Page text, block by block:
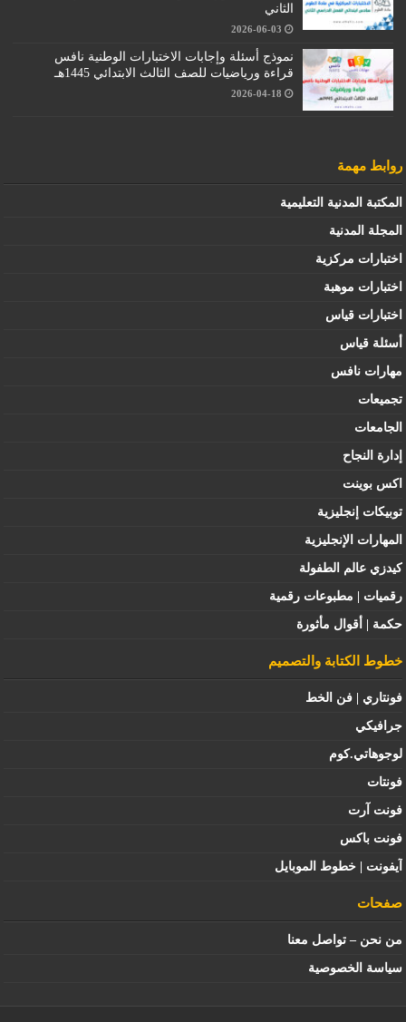
الثاني
2026-06-03
نموذج أسئلة وإجابات الاختبارات الوطنية نافس
قراءة ورياضيات للصف الثالث الابتدائي 1445هـ
2026-04-18
روابط مهمة
المكتبة المدنية التعليمية
المجلة المدنية
اختبارات مركزية
اختبارات موهبة
اختبارات قياس
أسئلة قياس
مهارات نافس
تجميعات
الجامعات
إدارة النجاح
اكس بوينت
توبيكات إنجليزية
المهارات الإنجليزية
كيدزي عالم الطفولة
رقميات | مطبوعات رقمية
حكمة | أقوال مأثورة
خطوط الكتابة والتصميم
فونتاري | فن الخط
جرافيكي
لوجوهاتي.كوم
فونتات
فونت آرت
فونت باكس
آيفونت | خطوط الموبايل
صفحات
من نحن – تواصل معنا
سياسة الخصوصية